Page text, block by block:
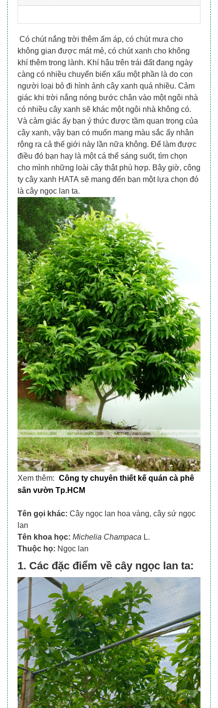
Có chút nắng trời thêm ấm áp, có chút mưa cho
không gian được mát mẻ, có chút xanh cho không
khí thêm trong lành. Khí hậu trên trái đất đang ngày
càng có nhiều chuyển biến xấu một phần là do con
người loại bỏ đi hình ảnh cây xanh quá nhiều. Cảm
giác khi trời nắng nóng bước chân vào một ngôi nhà
có nhiều cây xanh sẽ khác một ngôi nhà không có.
Và cảm giác ấy bạn ý thức được tầm quan trọng của
cây xanh, vậy bạn có muốn mang màu sắc ấy nhân
rộng ra cả thế giới này lần nữa không. Để làm được
điều đó bạn hay là một cá thể sáng suốt, tìm chọn
cho mình những loài cây thật phù hợp. Bây giờ, công
ty cây xanh HATA sẽ mang đến bạn một lựa chọn đó
là cây ngọc lan ta.
Xem thêm: Công ty chuyên thiết kế quán cà phê
sân vườn Tp.HCM
Tên gọi khác: Cây ngọc lan hoa vàng, cây sứ ngọc
lan
Tên khoa học: Michelia Champaca L.
Thuộc họ: Ngọc lan
1. Các đặc điểm về cây ngọc lan ta: